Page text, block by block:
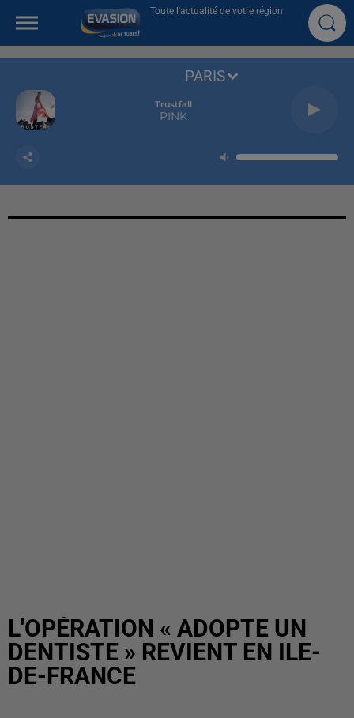
Toute l'actualité de votre région
Trustfall
PINK
PARIS
L'OPÉRATION « ADOPTE UN
DENTISTE » REVIENT EN ILE-
DE-FRANCE